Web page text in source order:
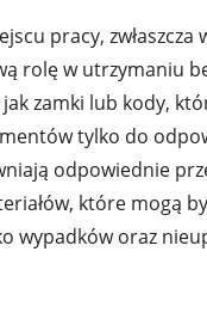
pracy,
rolę w utrzymaniu
zamki lub kody,
tylko do
odpowiednie
które mogą
wypadków oraz